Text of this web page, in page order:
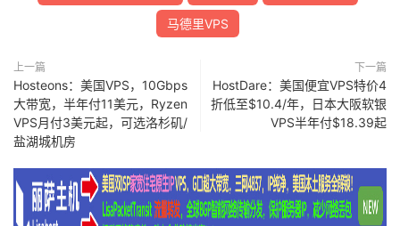
马德里VPS
上一篇
Hosteons：美国VPS，10Gbps
大带宽，半年付11美元，Ryzen
VPS月付3美元起，可选洛杉矶/
盐湖城机房
下一篇
HostDare：美国便宜VPS特价4
折低至$10.4/年，日本大阪软银
VPS半年付$18.39起